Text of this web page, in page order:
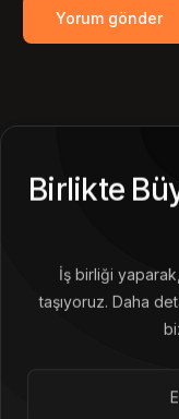
Birlikte
İş birliği
taşıyoruz. Daha